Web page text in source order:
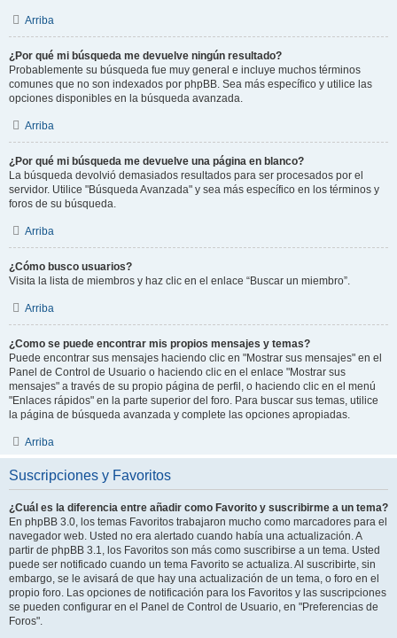
Arriba
¿Por qué mi búsqueda me devuelve ningún resultado?
Probablemente su búsqueda fue muy general e incluye muchos términos
comunes que no son indexados por phpBB. Sea más específico y utilice las
opciones disponibles en la búsqueda avanzada.
Arriba
¿Por qué mi búsqueda me devuelve una página en blanco?
La búsqueda devolvió demasiados resultados para ser procesados por el
servidor. Utilice "Búsqueda Avanzada" y sea más específico en los términos y
foros de su búsqueda.
Arriba
¿Cómo busco usuarios?
Visita la lista de miembros y haz clic en el enlace “Buscar un miembro”.
Arriba
¿Como se puede encontrar mis propios mensajes y temas?
Puede encontrar sus mensajes haciendo clic en "Mostrar sus mensajes" en el
Panel de Control de Usuario o haciendo clic en el enlace "Mostrar sus
mensajes" a través de su propio página de perfil, o haciendo clic en el menú
"Enlaces rápidos" en la parte superior del foro. Para buscar sus temas, utilice
la página de búsqueda avanzada y complete las opciones apropiadas.
Arriba
Suscripciones y Favoritos
¿Cuál es la diferencia entre añadir como Favorito y suscribirme a un tema?
En phpBB 3.0, los temas Favoritos trabajaron mucho como marcadores para el
navegador web. Usted no era alertado cuando había una actualización. A
partir de phpBB 3.1, los Favoritos son más como suscribirse a un tema. Usted
puede ser notificado cuando un tema Favorito se actualiza. Al suscribirte, sin
embargo, se le avisará de que hay una actualización de un tema, o foro en el
propio foro. Las opciones de notificación para los Favoritos y las suscripciones
se pueden configurar en el Panel de Control de Usuario, en "Preferencias de
Foros".